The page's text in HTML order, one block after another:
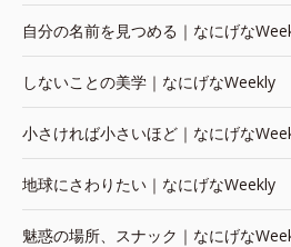
自分の名前を見つめる｜なにげな
しないことの美学｜なにげなWeekly
小さければ小さいほど｜なにげな
地球にさわりたい｜なにげなWeekly
魅惑の場所、スナック｜なにげな